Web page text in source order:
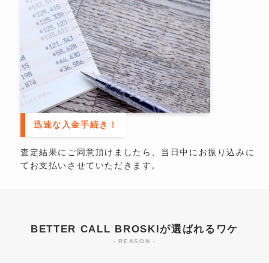
迅速な入金手続き！
査定結果にご同意頂けましたら、当日中にお振り込みに
てお支払いさせていただきます。
BETTER CALL BROSKIが選ばれるワケ
- REASON -